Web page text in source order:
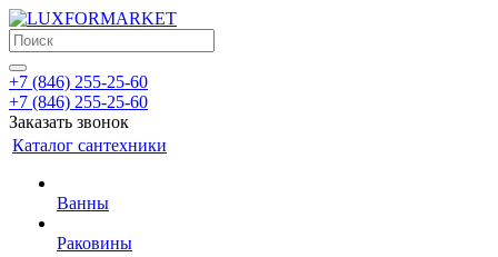
+7 (846) 255-25-60
+7 (846) 255-25-60
Заказать звонок
Каталог сантехники
Ванны
Раковины